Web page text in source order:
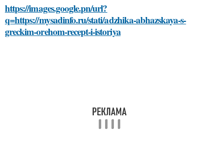
https://images.google.pn/url?
q=https://mysadinfo.ru/stati/adzhika-abhazskaya-s-
greckim-orehom-recept-i-istoriya